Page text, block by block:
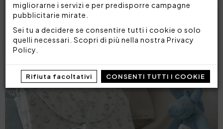
migliorarne i servizi e per predisporre campagne
pubblicitarie mirate.
Sei tu a decidere se consentire tutti i cookie o solo
quelli necessari. Scopri di più nella nostra Privacy
Policy
Rifiuta facoltativi CONSENTI TUTTI I COOKIE